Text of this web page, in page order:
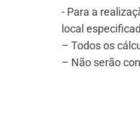
​- Para a
local
– Todos os
– Não serão